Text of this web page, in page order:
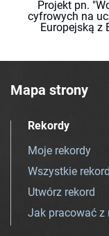
Projekt pn.
cyfrowych na
Europejską z
Mapa strony
Rekordy
Moje rekordy
Wszystkie
Utwórz rekord
Jak pracować z